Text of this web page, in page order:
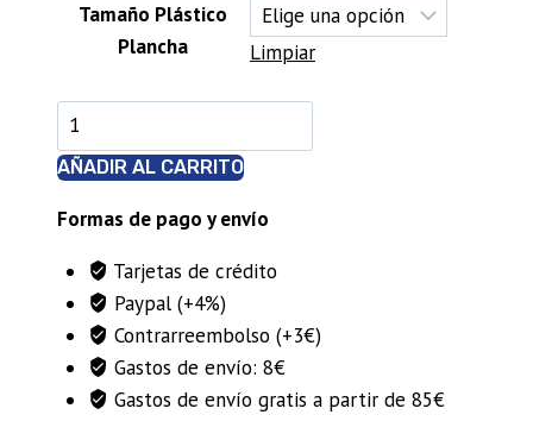
Tamaño Plástico
Plancha
Limpiar
Planchas
de
plástico
Azkitpilota
AÑADIR AL CARRITO
Formas de pago y envío
Tarjetas de crédito
Paypal (+4%)
Contrarreembolso (+3€)
Gastos de envío: 8€
Gastos de envío gratis a partir de 85€